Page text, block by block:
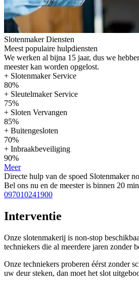
Slotenmaker Diensten
Meest populaire hulpdiensten
We werken al bijna 15 jaar, dus we
meester kan worden opgelost.
+ Slotenmaker Service
80%
+ Sleutelmaker Service
75%
+ Sloten Vervangen
85%
+ Buitengesloten
70%
+ Inbraakbeveiliging
90%
Meer
Directe hulp van de spoed Slotenmaker
Bel ons nu en de meester is binnen 20
097010241900
Interventie
Onze slotenmakerij is non-stop
techniekers die al meerdere jaren zonder
Onze techniekers proberen éérst zonder
uw deur steken, dan moet het slot